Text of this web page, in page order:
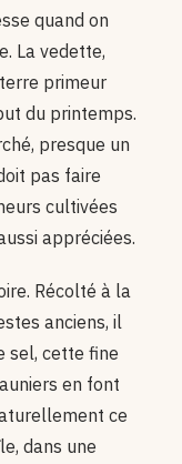
quand on
La vedette,
primeur
du printemps.
presque un
pas faire
cultivées
appréciées.
Récolté à la
anciens, il
sel, cette fine
en font
ce
dans une